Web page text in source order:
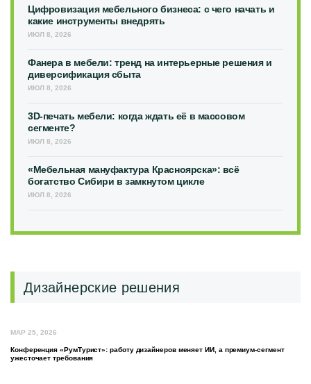
Цифровизация мебельного бизнеса: с чего начать и
какие инструменты внедрять
ИЮЛ 8, 2026
Фанера в мебели: тренд на интерьерные решения и
диверсификация сбыта
ИЮЛ 8, 2026
3D-печать мебели: когда ждать её в массовом
сегменте?
ИЮЛ 8, 2026
«Мебельная мануфактура Красноярска»: всё
богатство Сибири в замкнутом цикле
ИЮЛ 8, 2026
Дизайнерские решения
МАР 25, 2026
Конференция «РумТурист»: работу дизайнеров меняет ИИ, а премиум-сегмент
ужесточает требования